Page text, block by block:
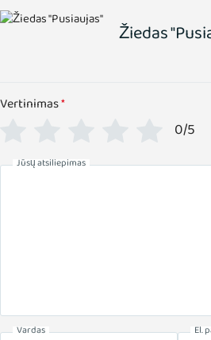
Žiedas
Vertinimas*
0/5
Jūsų atsiliepimas
Vardas El.